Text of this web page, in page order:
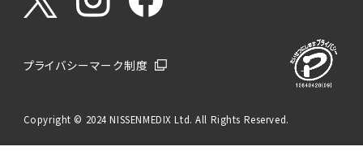
プライバシーマーク制度
Copyright © 2024 NISSENMEDIX Ltd. All Rights Reserved.